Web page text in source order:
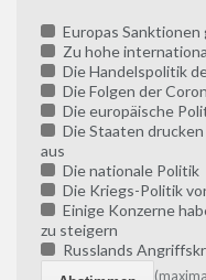
Europas Sanktionen
Zu hohe
Die Handelspolitik
Die Folgen der
Die europäische
Die Staaten drucken
aus
Die nationale Politik
Die Kriegs-Politik
Einige Konzerne
zu steigern
Russlands